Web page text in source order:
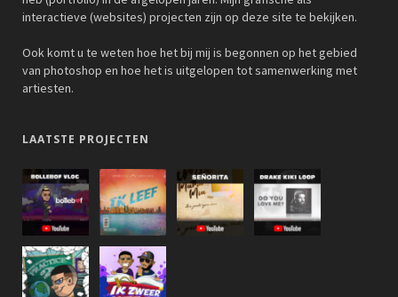
interactieve (websites) projecten zijn op deze site te bekijken.
Ook komt u te weten hoe het bij mij is begonnen op het gebied
van photoshop en hoe het is uitgelopen tot samenwerking met
artiesten.
LAATSTE PROJECTEN